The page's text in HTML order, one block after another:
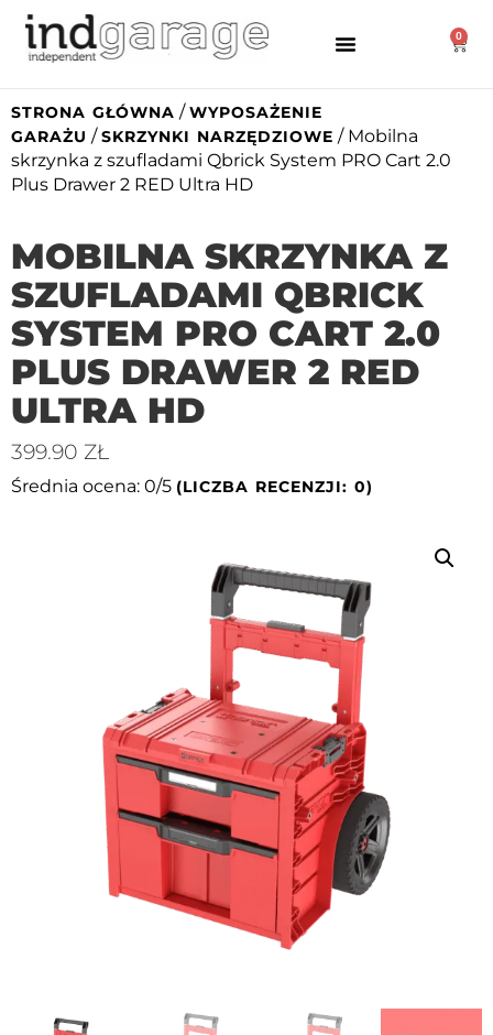
0
STRONA GŁÓWNA /WYPOSAŻENIE
GARAŻU /SKRZYNKI NARZĘDZIOWE / Mobilna
skrzynka z szufladami Qbrick System PRO Cart 2.0
Plus Drawer 2 RED Ultra HD
MOBILNA SKRZYNKA Z
SZUFLADAMI QBRICK
SYSTEM PRO CART 2.0
PLUS DRAWER 2 RED
ULTRA HD
399.90 ZŁ
Średnia ocena: 0/5 (LICZBA RECENZJI: 0)